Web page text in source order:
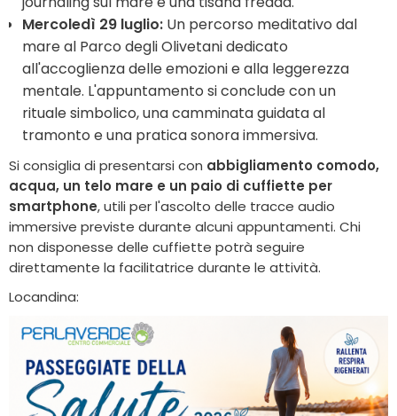
Mercoledì 29 luglio: Un percorso meditativo dal
mare al Parco degli Olivetani dedicato
all'accoglienza delle emozioni e alla leggerezza
mentale. L'appuntamento si conclude con un
rituale simbolico, una camminata guidata al
tramonto e una pratica sonora immersiva.
Si consiglia di presentarsi con abbigliamento comodo,
acqua, un telo mare e un paio di cuffiette per
smartphone, utili per l'ascolto delle tracce audio
immersive previste durante alcuni appuntamenti. Chi
non disponesse delle cuffiette potrà seguire
direttamente la facilitatrice durante le attività.
Locandina: